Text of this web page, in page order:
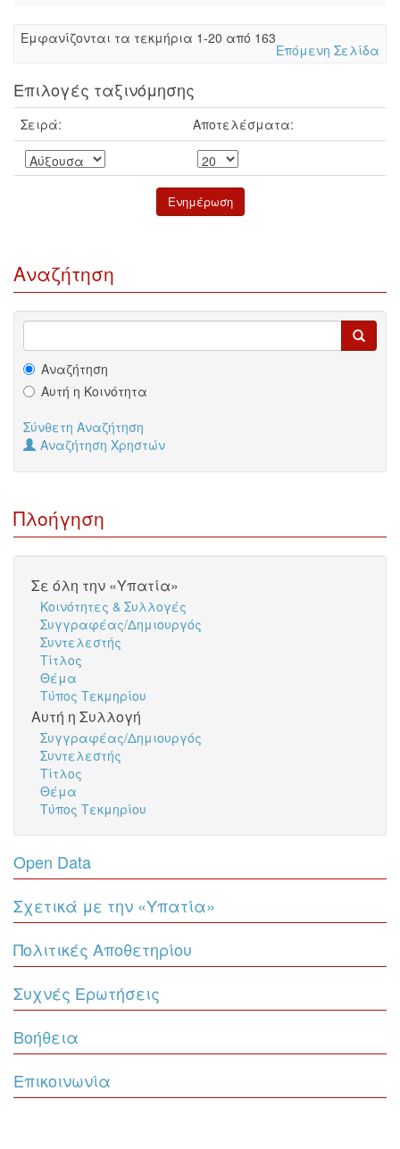
Eμφανίζονται τα τεκμήρια 1-20 από 163
Επόμενη Σελίδα
Επιλογές ταξινόμησης
Σειρά: Αποτελέσματα:
Αναζήτηση
Αναζήτηση
Αυτή η Κοινότητα
Σύνθετη Αναζήτηση
Αναζήτηση Χρηστών
Πλοήγηση
Σε όλη την «Υπατία»
Κοινότητες & Συλλογές
Συγγραφέας/Δημιουργός
Συντελεστής
Τίτλος
Θέμα
Τύπος Τεκμηρίου
Αυτή η Συλλογή
Συγγραφέας/Δημιουργός
Συντελεστής
Τίτλος
Θέμα
Τύπος Τεκμηρίου
Open Data
Σχετικά με την «Υπατία»
Πολιτικές Αποθετηρίου
Συχνές Ερωτήσεις
Βοήθεια
Επικοινωνία